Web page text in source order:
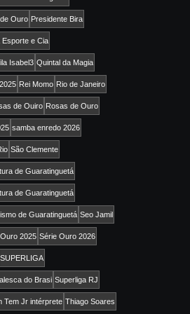
Ouro Presidente Bira
Esporte e Cia
Isabel3 Quintal da Magia
Rei Momo Rio de Janeiro
de Ouiro Rosas de Ouro
samba enredo 2026
São Clemente
de Guaratinguetá
de Guaratinguetá
de Guaratinguetá Seo Jamil
2025 Série Ouro 2026
SUPERLIGA
do Brasi Superliga RJ
Tem Jr intérprete Thiago Soares